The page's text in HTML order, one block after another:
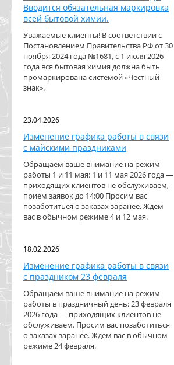
Вводится обязательная маркировка
всей бытовой химии.
Уважаемые клиенты! В соответствии с
Постановлением Правительства РФ от 30
ноября 2024 года №1681, с 1 июля 2026
года вся бытовая химия должна быть
промаркирована системой «Честный
знак».
23.04.2026
Изменение графика работы в связи
с майскими праздниками
Обращаем ваше внимание на режим
работы 1 и 11 мая: 1 и 11 мая 2026 года —
приходящих клиентов не обслуживаем,
прием заявок до 14:00 Просим вас
позаботиться о заказах заранее. Ждем
вас в обычном режиме 4 и 12 мая.
18.02.2026
Изменение графика работы в связи
с праздником 23 февраля
Обращаем ваше внимание на режим
работы в праздничный день: 23 февраля
2026 года — приходящих клиентов не
обслуживаем. Просим вас позаботиться
о заказах заранее. Ждем вас в обычном
режиме 24 февраля.